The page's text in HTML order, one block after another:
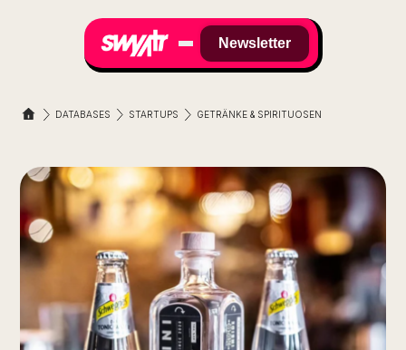
Newsletter
DATABASES STARTUPS GETRÄNKE & SPIRITUOSEN